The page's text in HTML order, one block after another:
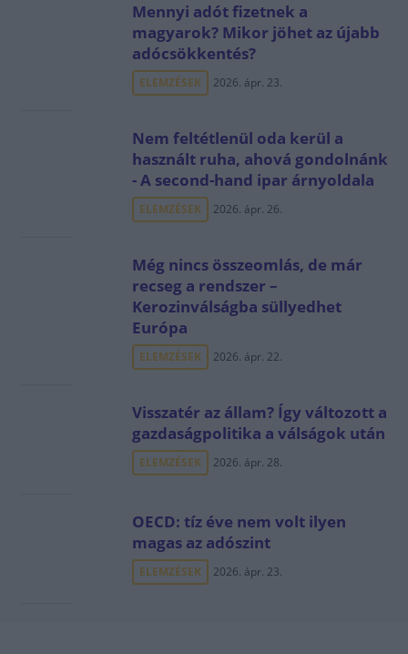
Mennyi adót fizetnek a
magyarok? Mikor jöhet az újabb
adócsökkentés?
ELEMZÉSEK 2026. ápr. 23.
Nem feltétlenül oda kerül a
használt ruha, ahová gondolnánk
- A second-hand ipar árnyoldala
ELEMZÉSEK 2026. ápr. 26.
Még nincs összeomlás, de már
recseg a rendszer –
Kerozinválságba süllyedhet
Európa
ELEMZÉSEK 2026. ápr. 22.
Visszatér az állam? Így változott a
gazdaságpolitika a válságok után
ELEMZÉSEK 2026. ápr. 28.
OECD: tíz éve nem volt ilyen
magas az adószint
ELEMZÉSEK 2026. ápr. 23.